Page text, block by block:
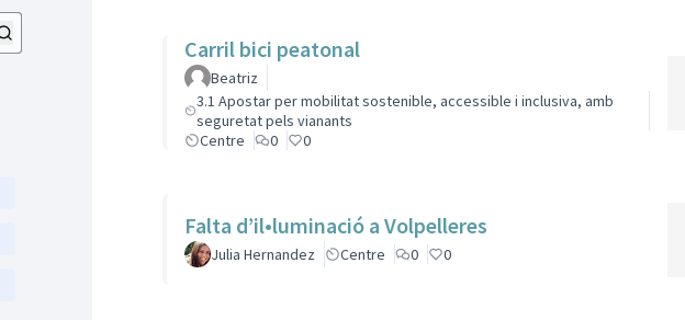
Carril bici peatonal
Beatriz
3.1 Apostar per mobilitat sostenible, accessible i inclusiva, amb
seguretat pels vianants
Centre
0 0
Falta d’il•luminació a Volpelleres
Julia Hernandez Centre 0 0